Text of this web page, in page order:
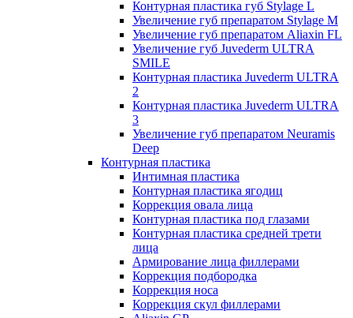
Контурная пластика губ Stylage L
Увеличение губ препаратом Stylage M
Увеличение губ препаратом Aliaxin FL
Увеличение губ Juvederm ULTRA
SMILE
Контурная пластика Juvederm ULTRA
2
Контурная пластика Juvederm ULTRA
3
Увеличение губ препаратом Neuramis
Deep
Контурная пластика
Интимная пластика
Контурная пластика ягодиц
Коррекция овала лица
Контурная пластика под глазами
Контурная пластика средней трети
лица
Армирование лица филлерами
Коррекция подбородка
Коррекция носа
Коррекция скул филлерами